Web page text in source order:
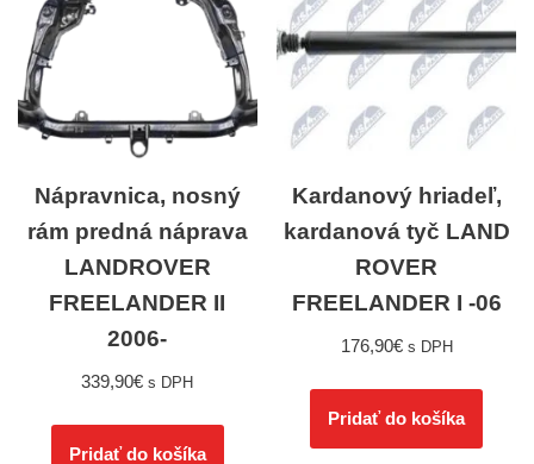
Nápravnica, nosný
rám predná náprava
LANDROVER
FREELANDER II
2006-
339,90€ s DPH
Pridať do košíka
Kardanový hriadeľ,
kardanová tyč LAND
ROVER
FREELANDER I -06
176,90€ s DPH
Pridať do košíka